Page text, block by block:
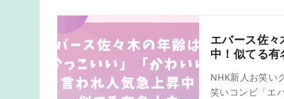
エバース佐
中！似てる有
NHK新人お笑い
笑いコンビ「エ